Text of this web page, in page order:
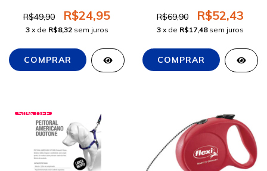
R$49,90 R$24,95
3 x de R$8,32 sem juros
R$69,90 R$52,43
3 x de R$17,48 sem juros
50%OFF